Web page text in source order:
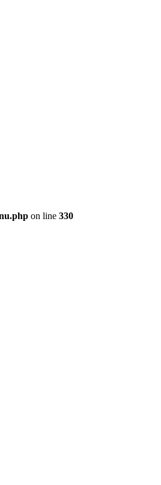
on line 330